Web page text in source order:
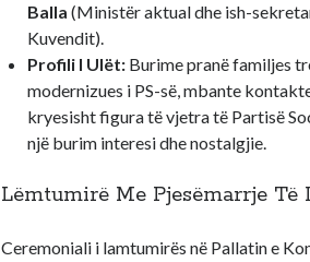
Balla (Ministër aktual dhe ish-
Kuvendit).
Profili I Ulët: Burime pranë familjes
modernizues i PS-së, mbante
kryesisht figura të vjetra të Partisë
një burim interesi dhe nostalgjie.
Lëmtumirë Me Pjesëmarrje Të
Ceremoniali i lamtumirës në Pallatin e